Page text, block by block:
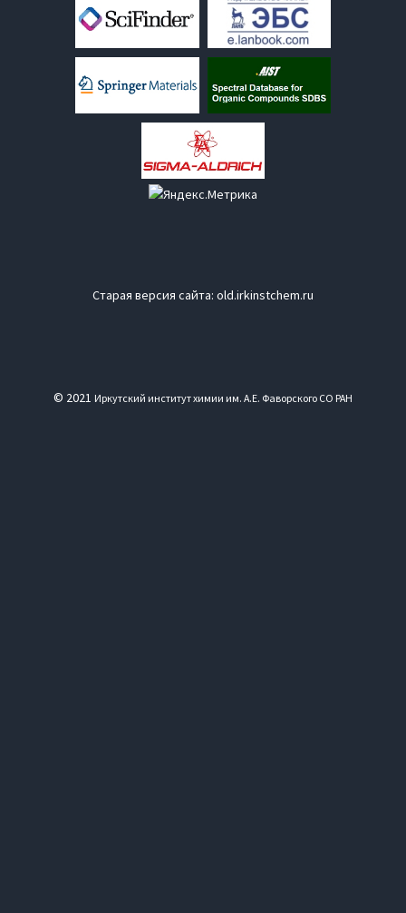
Старая версия сайта: old.irkinstchem.ru
© 2021 Иркутский институт химии им. А.Е. Фаворского СО РАН